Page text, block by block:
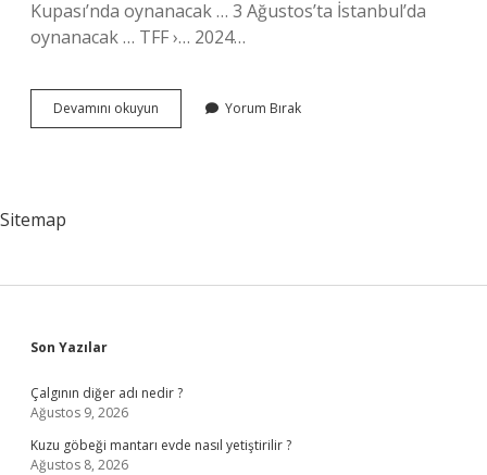
Kupası’nda oynanacak … 3 Ağustos’ta İstanbul’da
oynanacak … TFF ›… 2024…
Devamını okuyun
Final
Yorum Bırak
Sitemap
Sidebar
Son Yazılar
Çalgının diğer adı nedir ?
Ağustos 9, 2026
Kuzu göbeği mantarı evde nasıl yetiştirilir ?
Ağustos 8, 2026